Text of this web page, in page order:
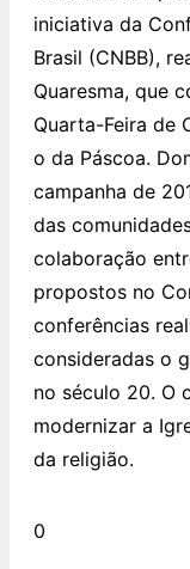
iniciativa da
Brasil (CNBB),
Quaresma, que
Quarta-Feira de
o da Páscoa.
campanha de
das
colaboração
propostos no
conferências
consideradas o
no século 20. O
modernizar a
da religião.
0